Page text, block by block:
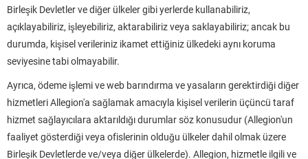
Birleşik Devletler ve diğer ülkeler gibi yerlerde kullanabiliriz,
açıklayabiliriz, işleyebiliriz, aktarabiliriz veya saklayabiliriz; ancak bu
durumda, kişisel verileriniz ikamet ettiğiniz ülkedeki aynı koruma
seviyesine tabi olmayabilir.
Ayrıca, ödeme işlemi ve web barındırma ve yasaların gerektirdiği diğer
hizmetleri Allegion'a sağlamak amacıyla kişisel verilerin üçüncü taraf
hizmet sağlayıcılara aktarıldığı durumlar söz konusudur (Allegion'un
faaliyet gösterdiği veya ofislerinin olduğu ülkeler dahil olmak üzere
Birleşik Devletlerde ve/veya diğer ülkelerde). Allegion, hizmetle ilgili ve